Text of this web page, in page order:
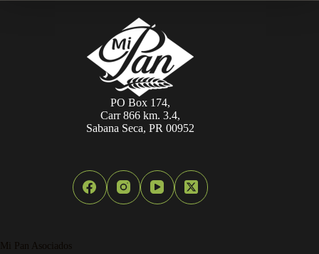
PO Box 174,
Carr 866 km. 3.4,
Sabana Seca, PR 00952
Mi Pan Asociados